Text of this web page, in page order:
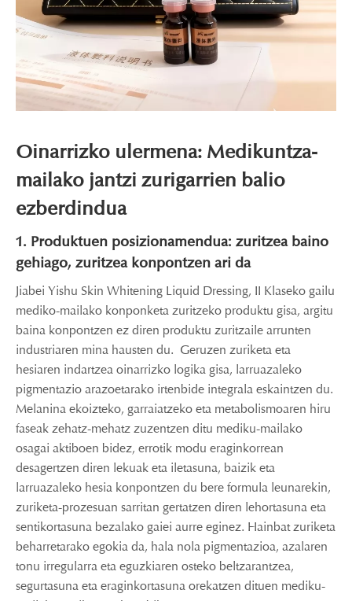
Oinarrizko ulermena: Medikuntza-
mailako jantzi zurigarrien balio
ezberdindua
1. Produktuen posizionamendua: zuritzea baino
gehiago, zuritzea konpontzen ari da
Jiabei Yishu Skin Whitening Liquid Dressing, II Klaseko gailu
mediko-mailako konponketa zuritzeko produktu gisa, argitu
baina konpontzen ez diren produktu zuritzaile arrunten
industriaren mina hausten du. Geruzen zuriketa eta
hesiaren indartzea oinarrizko logika gisa, larruazaleko
pigmentazio arazoetarako irtenbide integrala eskaintzen du.
Melanina ekoizteko, garraiatzeko eta metabolismoaren hiru
faseak zehatz-mehatz zuzentzen ditu mediku-mailako
osagai aktiboen bidez, errotik modu eraginkorrean
desagertzen diren lekuak eta iletasuna, baizik eta
larruazaleko hesia konpontzen du bere formula leunarekin,
zuriketa-prozesuan sarritan gertatzen diren lehortasuna eta
sentikortasuna bezalako gaiei aurre eginez. Hainbat zuriketa
beharretarako egokia da, hala nola pigmentazioa, azalaren
tonu irregularra eta eguzkiaren osteko beltzarantzea,
segurtasuna eta eraginkortasuna orekatzen dituen mediku-